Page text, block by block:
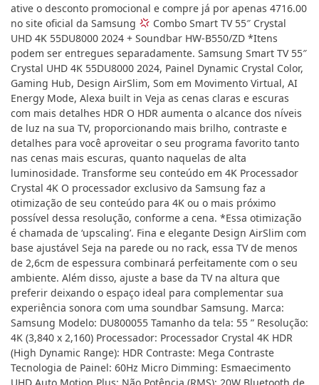
ative o desconto promocional e compre já por apenas 4716.00
no site oficial da Samsung
Combo Smart TV 55″ Crystal
UHD 4K 55DU8000 2024 + Soundbar HW-B550/ZD *Itens
podem ser entregues separadamente. Samsung Smart TV 55″
Crystal UHD 4K 55DU8000 2024, Painel Dynamic Crystal Color,
Gaming Hub, Design AirSlim, Som em Movimento Virtual, AI
Energy Mode, Alexa built in Veja as cenas claras e escuras
com mais detalhes HDR O HDR aumenta o alcance dos níveis
de luz na sua TV, proporcionando mais brilho, contraste e
detalhes para você aproveitar o seu programa favorito tanto
nas cenas mais escuras, quanto naquelas de alta
luminosidade. Transforme seu conteúdo em 4K Processador
Crystal 4K O processador exclusivo da Samsung faz a
otimização de seu conteúdo para 4K ou o mais próximo
possível dessa resolução, conforme a cena. *Essa otimização
é chamada de ‘upscaling’. Fina e elegante Design AirSlim com
base ajustável Seja na parede ou no rack, essa TV de menos
de 2,6cm de espessura combinará perfeitamente com o seu
ambiente. Além disso, ajuste a base da TV na altura que
preferir deixando o espaço ideal para complementar sua
experiência sonora com uma soundbar Samsung. Marca:
Samsung Modelo: DU800055 Tamanho da tela: 55 ” Resolução:
4K (3,840 x 2,160) Processador: Processador Crystal 4K HDR
(High Dynamic Range): HDR Contraste: Mega Contraste
Tecnologia de Painel: 60Hz Micro Dimming: Esmaecimento